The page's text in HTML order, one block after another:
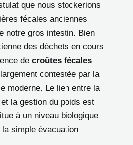
que nous stockerions
fécales anciennes
notre gros intestin. Bien
des déchets en cours
de croûtes fécales
contestée par la
moderne. Le lien entre la
la gestion du poids est
à un niveau biologique
la simple évacuation